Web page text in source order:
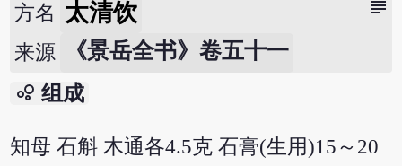
subject
方名 太清饮
来源 《景岳全书》卷五十一
bubble_chart 组成
知母 石斛 木通各4.5克 石膏(生用)15～20